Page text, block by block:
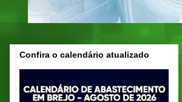
Confira o calendário atualizado